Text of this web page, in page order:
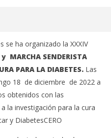
se ha organizado la XXXIV
y MARCHA SENDERISTA
PARA LA DIABETES. Las
18 de diciembre de 2022 a
obtenidos con las
la investigación para la cura
y DiabetesCERO